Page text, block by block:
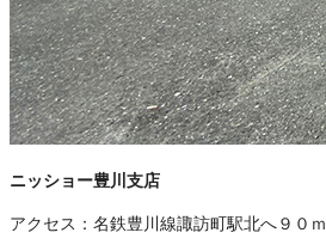
ニッショー豊川支店
アクセス： 名鉄豊川線諏訪町駅北へ９０ｍ